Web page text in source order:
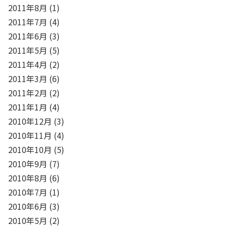
2011年8月 (1)
2011年7月 (4)
2011年6月 (3)
2011年5月 (5)
2011年4月 (2)
2011年3月 (6)
2011年2月 (2)
2011年1月 (4)
2010年12月 (3)
2010年11月 (4)
2010年10月 (5)
2010年9月 (7)
2010年8月 (6)
2010年7月 (1)
2010年6月 (3)
2010年5月 (2)